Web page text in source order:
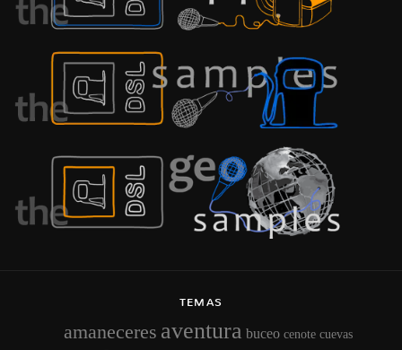
TEMAS
amaneceres aventura buceo cenote cuevas